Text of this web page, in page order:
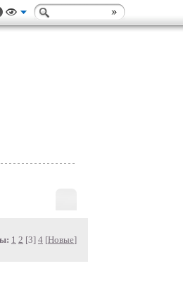
1 2 [3] 4 [Новые]